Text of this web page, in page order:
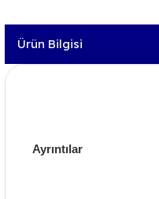
Ürün Bilgisi
Ayrıntılar